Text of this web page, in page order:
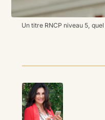
Un titre RNCP niveau 5,